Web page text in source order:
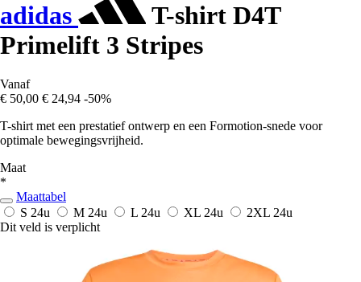
adidas
T-shirt D4T
Primelift 3 Stripes
Vanaf
€ 50,00 € 24,94 -50%
T-shirt met een prestatief ontwerp en een Formotion-snede voor
optimale bewegingsvrijheid.
Maat
*
Maattabel
S 24u M 24u L 24u XL 24u 2XL 24u
Dit veld is verplicht